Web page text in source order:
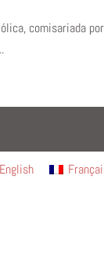
comisariada
English